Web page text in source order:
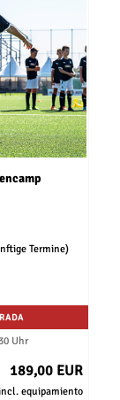
Termine)
Uhr
189,00 EUR
equipamiento